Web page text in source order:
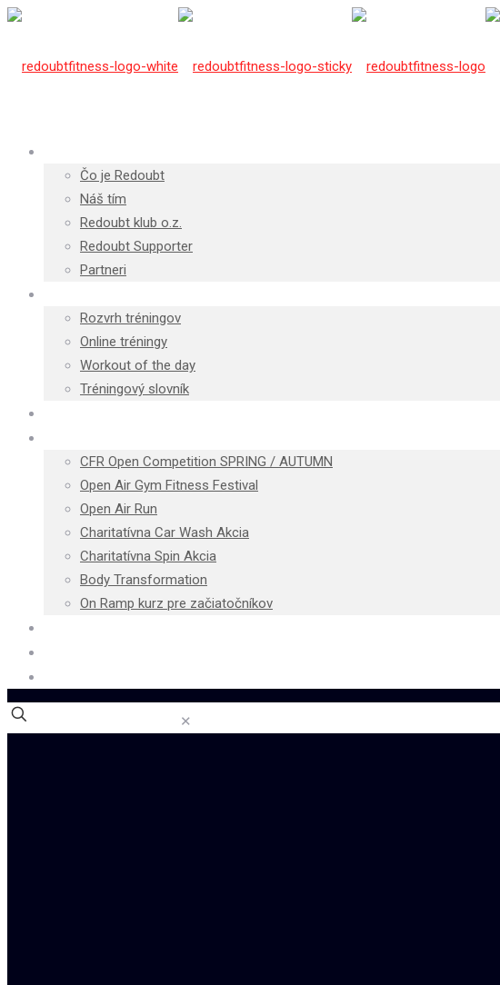
Čo je Redoubt
Náš tím
Redoubt klub o.z.
Redoubt Supporter
Partneri
Rozvrh tréningov
Online tréningy
Workout of the day
Tréningový slovník
CFR Open Competition SPRING / AUTUMN
Open Air Gym Fitness Festival
Open Air Run
Charitatívna Car Wash Akcia
Charitatívna Spin Akcia
Body Transformation
On Ramp kurz pre začiatočníkov
✕